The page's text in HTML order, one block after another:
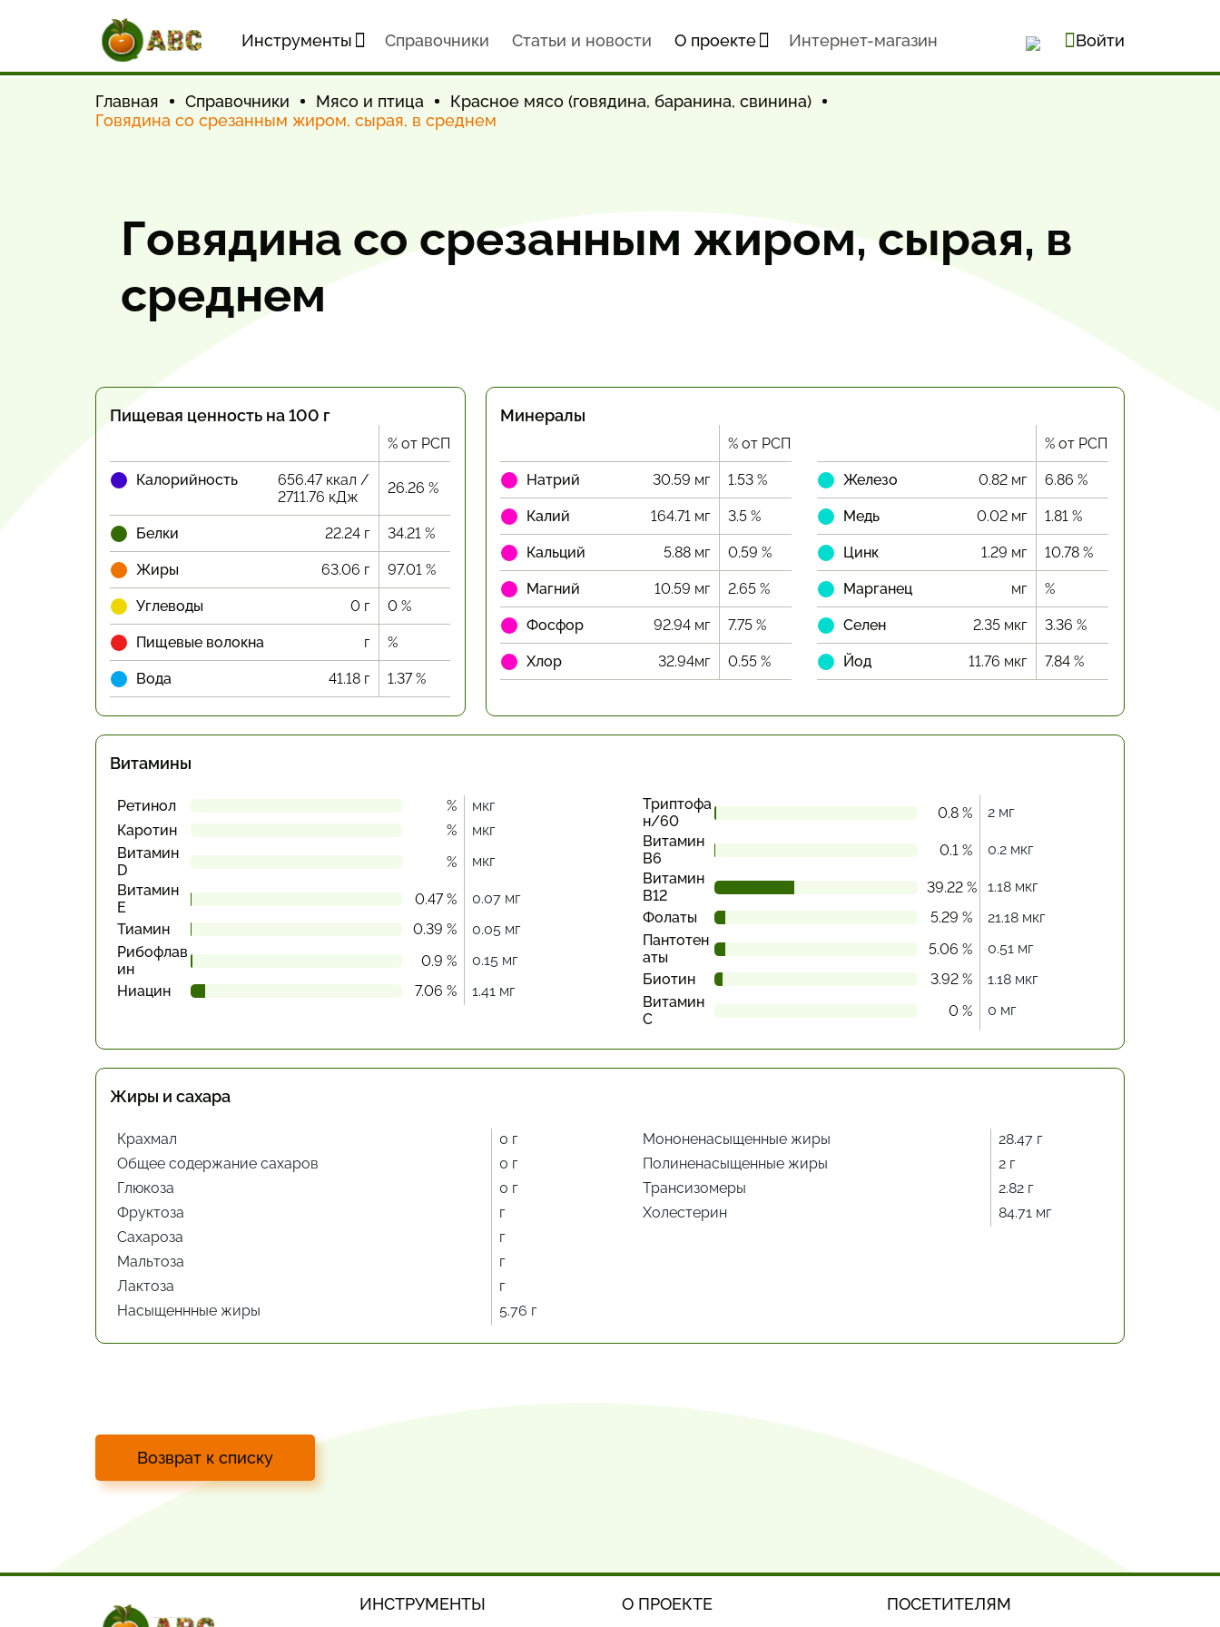
Инструменты Cправочники Статьи и новости О проекте Интернет-магазин Войти
Главная Справочники Мясо и птица
Красное мясо (говядина, баранина, свинина)
Говядина со срезанным жиром, сырая, в среднем
Говядина со срезанным жиром, сырая, в
среднем
Пищевая ценность на 100 г
% от РСП
Калорийность
656.47 ккал /
2711.76 кДж
26.26 %
Белки 22.24 г 34.21 %
Жиры 63.06 г 97.01 %
Углеводы 0 г 0 %
Пищевые волокна г %
Вода 41.18 г 1.37 %
Минералы
% от РСП
Натрий 30.59 мг 1.53 %
Калий 164.71 мг 3.5 %
Кальций 5.88 мг 0.59 %
Магний 10.59 мг 2.65 %
Фосфор 92.94 мг 7.75 %
Хлор 32.94мг 0.55 %
% от РСП
Железо 0.82 мг 6.86 %
Медь 0.02 мг 1.81 %
Цинк 1.29 мг 10.78 %
Марганец мг %
Селен 2.35 мкг 3.36 %
Йод 11.76 мкг 7.84 %
Витамины
Ретинол %
мкг
Каротин
%
мкг
Витамин
D
%
мкг
Витамин
Е
0.47 %
0.07 мг
Тиамин
0.39 %
0.05 мг
Рибофлав
ин
0.9 %
0.15 мг
Ниацин
7.06 % 1.41 мг
Триптофа
н/60
0.8 %
2 мг
Витамин
В6
0.1 %
0.2 мкг
Витамин
В12
39.22 %
1.18 мкг
Фолаты
5.29 %
21.18 мкг
Пантотен
аты
5.06 %
0.51 мг
Биотин
3.92 %
1.18 мкг
Витамин
С
0 % 0 мг
Жиры и сахара
Крахмал
0 г
Общее содержание сахаров
0 г
Глюкоза
0 г
Фруктоза
г
Сахароза
г
Мальтоза
г
Лактоза
г
Насыщеннные жиры
5.76 г
Мононенасыщенные жиры
28.47 г
Полиненасыщенные жиры
2 г
Трансизомеры
2.82 г
Холестерин
84.71 мг
Возврат к списку
ИНСТРУМЕНТЫ О ПРОЕКТЕ ПОСЕТИТЕЛЯМ